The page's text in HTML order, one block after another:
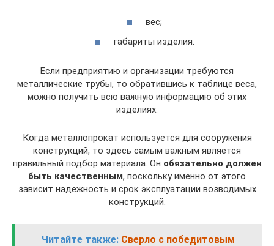
вес;
габариты изделия.
Если предприятию и организации требуются
металлические трубы, то обратившись к таблице веса,
можно получить всю важную информацию об этих
изделиях.
Когда металлопрокат используется для сооружения
конструкций, то здесь самым важным является
правильный подбор материала. Он обязательно должен
быть качественным, поскольку именно от этого
зависит надежность и срок эксплуатации возводимых
конструкций.
Читайте также: Сверло с победитовым